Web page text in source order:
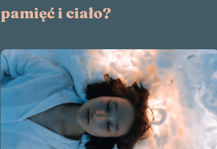
pamięć i ciało?